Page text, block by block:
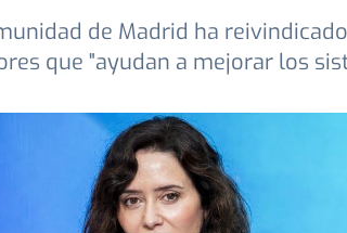
de Madrid ha
que "ayudan a mejorar los